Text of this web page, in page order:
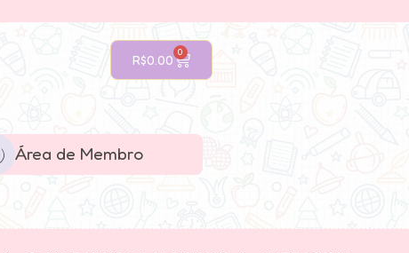
R$0.00 0
Área de Membro